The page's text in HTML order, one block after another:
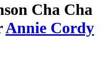
Cha Cha
Annie Cordy